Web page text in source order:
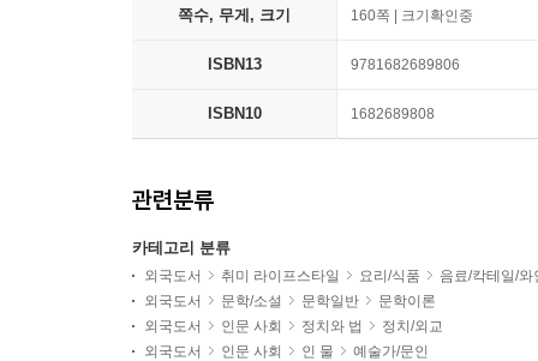
쪽수, 무게, 크기 160쪽 | 크기확인중
ISBN13 9781682689806
ISBN10 1682689808
관련분류
카테고리 분류
외국도서 취미 라이프스타일 요리/식품
음료/칵테일/와
외국도서
문학/소설 문학일반
문학이론
외국도서
인문 사회 정치와 법
정치/외교
외국도서
인문 사회 인 물
예술가/문인